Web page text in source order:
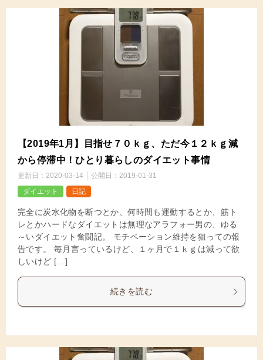
【2019年1月】目指せ７０ｋｇ、ただ今１２ｋｇ減
から停滞中！ひとり暮らしのダイエット事情
更新日： 2020-03-14 公開日： 2019-01-31
ダイエット
日記
完全に炭水化物を断つとか、何時間も運動するとか、筋ト
レとかハードなダイエットは無理なアラフォー男の、ゆる
～いダイエット奮闘記。 モチベーション維持を狙っての報
告です。 毎月言っているけど、１ヶ月で１ｋｇは減って欲
しいけど […]
続きを読む